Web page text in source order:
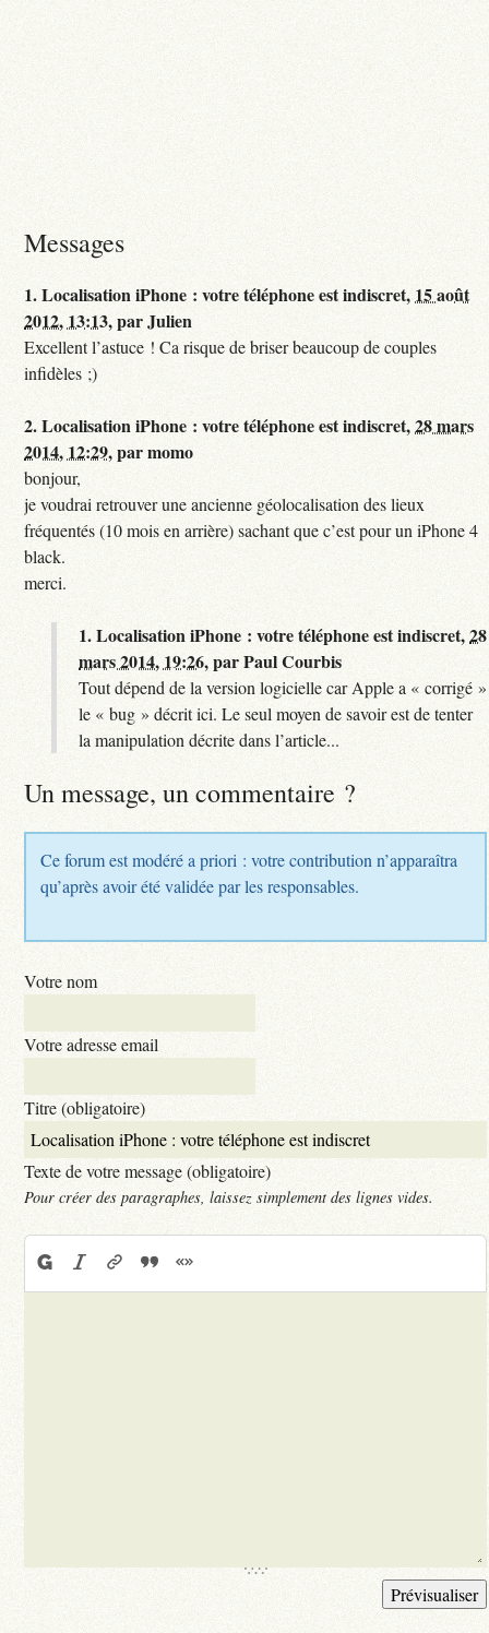
Messages
1.Localisation iPhone : votre téléphone est indiscret, 15 août
2012, 13:13,parJulien
Excellent l’astuce ! Ca risque de briser beaucoup de couples
infidèles ;)
2.Localisation iPhone : votre téléphone est indiscret,28 mars
2014, 12:29,parmomo
bonjour,
je voudrai retrouver une ancienne géolocalisation des lieux
fréquentés (10 mois en arrière) sachant que c’est pour un iPhone 4
black.
merci.
1.Localisation iPhone : votre téléphone est indiscret,28
mars 2014, 19:26,parPaul Courbis
Tout dépend de la version logicielle car Apple a « corrigé »
le « bug » décrit ici. Le seul moyen de savoir est de tenter
la manipulation décrite dans l’article...
Un message, un commentaire ?
Ce forum est modéré a priori : votre contribution n’apparaîtra
qu’après avoir été validée par les responsables.
Votre nom
Votre adresse email
Titre (obligatoire)
Texte de votre message (obligatoire)
Pour créer des paragraphes, laissez simplement des lignes vides.